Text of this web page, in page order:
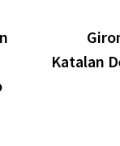
Katalan